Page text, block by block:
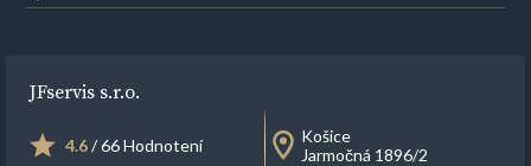
JFservis s.r.o.
4.6/ 66 Hodnotení
Košice
Jarmočná 1896/2